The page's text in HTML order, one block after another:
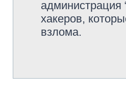
администрация
хакеров,
взлома.